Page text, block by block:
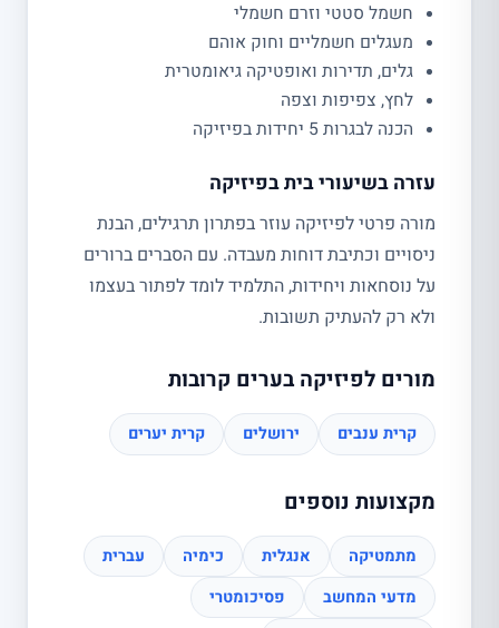
חשמל סטטי וזרם חשמלי
מעגלים חשמליים וחוק אוהם
גלים, תדירות ואופטיקה גיאומטרית
לחץ, צפיפות וצפה
הכנה לבגרות 5 יחידות בפיזיקה
עזרה בשיעורי בית בפיזיקה
מורה פרטי לפיזיקה עוזר בפתרון תרגילים, הבנת
ניסויים וכתיבת דוחות מעבדה. עם הסברים ברורים
על נוסחאות ויחידות, התלמיד לומד לפתור בעצמו
ולא רק להעתיק תשובות.
מורים לפיזיקה בערים קרובות
קרית ענבים ירושלים קרית יערים
מקצועות נוספים
מתמטיקה אנגלית כימיה
עברית
מדעי המחשב
פסיכומטרי